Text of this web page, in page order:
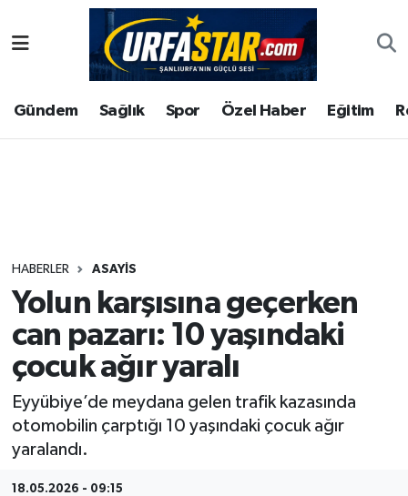
Gündem Sağlık Spor Özel Haber Eğitim
HABERLER ASAYİS
Yolun karşısına geçerken
can pazarı: 10 yaşındaki
çocuk ağır yaralı
Eyyübiye’de meydana gelen trafik kazasında
otomobilin çarptığı 10 yaşındaki çocuk ağır
yaralandı.
18.05.2026 - 09:15
ASAYİS
ÇEVRE
Gündem
Kültür
Magazin
Şanlıurfa Nöbetçi Eczaneler
Şanlıurfa Hava Durumu
Tüm Manşetler
Son Dakika Haberleri
Haber Arşivi